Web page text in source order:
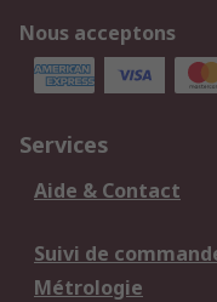
Nous acceptons
Services
Aide & Contact
Suivi de
Métrologie